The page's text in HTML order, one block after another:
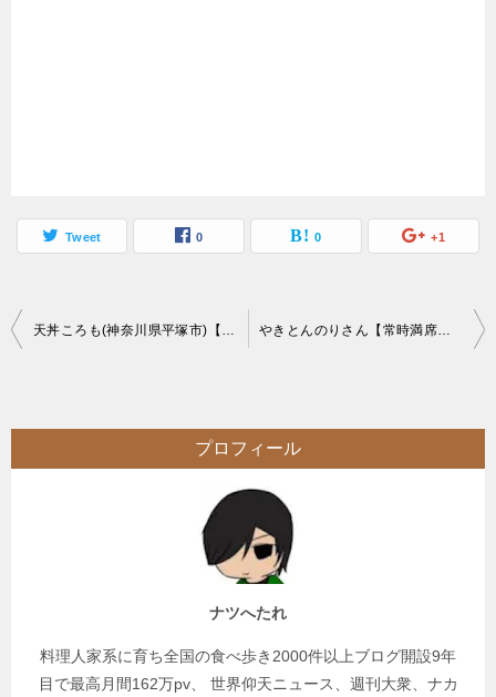
Tweet 0 0 +1
投
ビ
ゲ
天丼ころも(神奈川県平塚市)【大食い】はみ出すデカ盛り風巨大あなご天丼 やきとんのりさん【常時満席】巨大肉塊串の超絶品やきとん店【予約可】
プロフィール
ナツへたれ
料理人家系に育ち全国の食べ歩き2000件以上ブログ開設9年
目で最高月間162万pv、 世界仰天ニュース、週刊大衆、ナカ